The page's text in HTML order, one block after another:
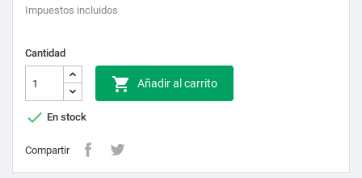
Impuestos incluidos
Cantidad
 Añadir al carrito
 En stock
Compartir